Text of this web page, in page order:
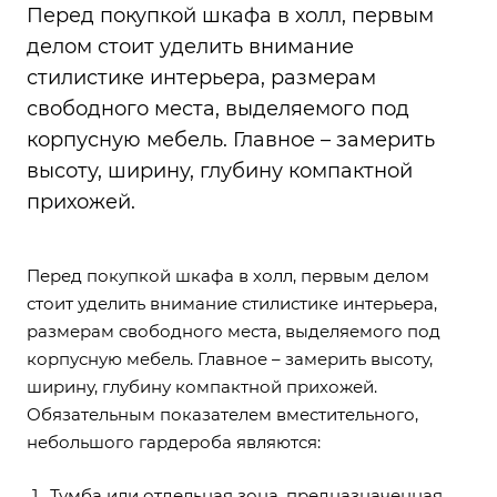
Перед покупкой шкафа в холл, первым
делом стоит уделить внимание
стилистике интерьера, размерам
свободного места, выделяемого под
корпусную мебель. Главное – замерить
высоту, ширину, глубину компактной
прихожей.
Перед покупкой шкафа в холл, первым делом
стоит уделить внимание стилистике интерьера,
размерам свободного места, выделяемого под
корпусную мебель. Главное – замерить высоту,
ширину, глубину компактной прихожей.
Обязательным показателем вместительного,
небольшого гардероба являются: